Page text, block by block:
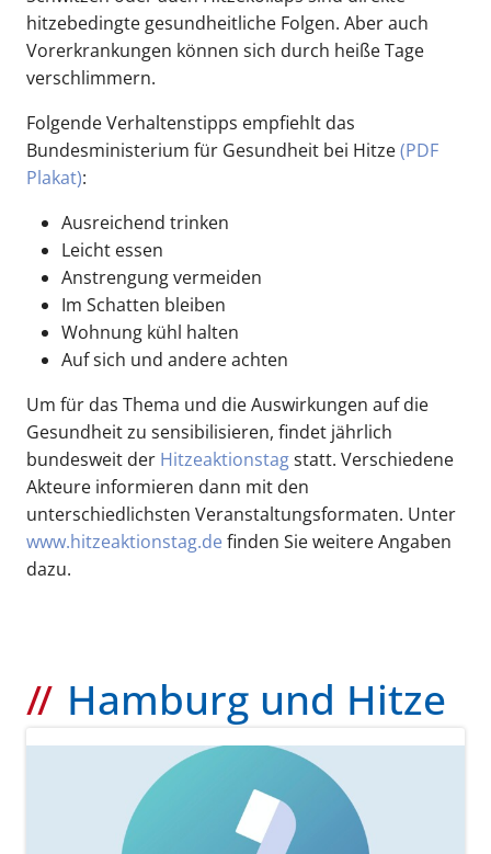
hitzebedingte gesundheitliche Folgen. Aber auch
Vorerkrankungen können sich durch heiße Tage
verschlimmern.
Folgende Verhaltenstipps empfiehlt das
Bundesministerium für Gesundheit bei Hitze(PDF
Plakat):
Ausreichend trinken
Leicht essen
Anstrengung vermeiden
Im Schatten bleiben
Wohnung kühl halten
Auf sich und andere achten
Um für das Thema und die Auswirkungen auf die
Gesundheit zu sensibilisieren, findet jährlich
bundesweit der Hitzeaktionstagstatt. Verschiedene
Akteure informieren dann mit den
unterschiedlichsten Veranstaltungsformaten. Unter
www.hitzeaktionstag.definden Sie weitere Angaben
dazu.
Hamburg und Hitze